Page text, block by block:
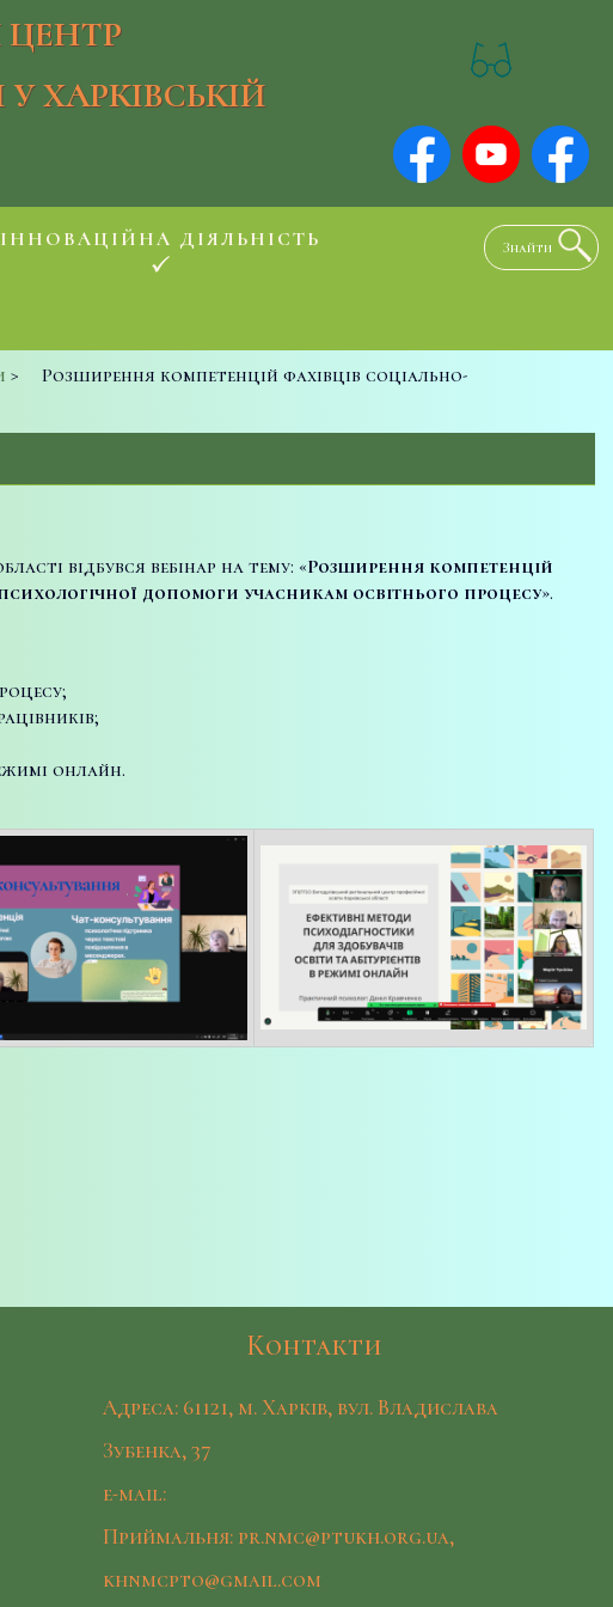
ХАРКІВСЬКІЙ
ІННОВАЦІЙНА ДІЯЛЬНІСТЬ
>
Розширення компетенцій фахівців соціально-
відбувся вебінар на тему: «Розширення компетенцій
допомоги учасникам освітнього процесу».
онлайн.
Контакти
Адреса: 61121, м. Харків, вул. Владислава
Зубенка, 37
e-mail:
Приймальня: pr.nmc@ptukh.org.ua,
khnmcpto@gmail.com